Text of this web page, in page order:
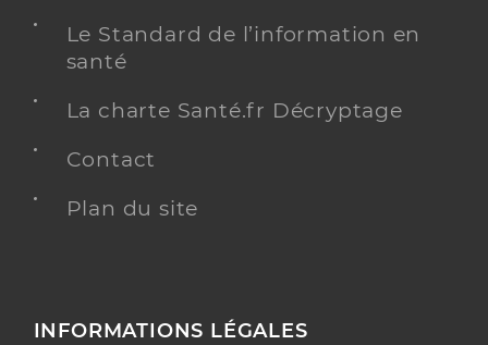
Le Standard de l’information en
santé
La charte Santé.fr Décryptage
Contact
Plan du site
INFORMATIONS LÉGALES